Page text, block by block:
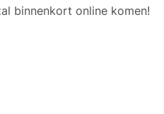
binnenkort online komen!